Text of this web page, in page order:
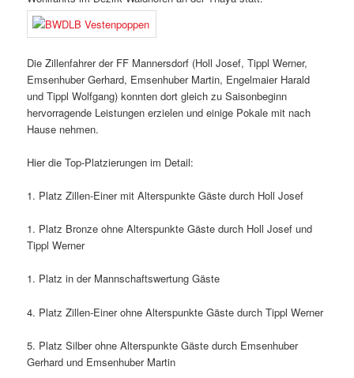
Die Zillenfahrer der FF Mannersdorf (Holl Josef, Tippl Werner,
Emsenhuber Gerhard, Emsenhuber Martin, Engelmaier Harald
und Tippl Wolfgang) konnten dort gleich zu Saisonbeginn
hervorragende Leistungen erzielen und einige Pokale mit nach
Hause nehmen.
Hier die Top-Platzierungen im Detail:
1. Platz Zillen-Einer mit Alterspunkte Gäste durch Holl Josef
1. Platz Bronze ohne Alterspunkte Gäste durch Holl Josef und
Tippl Werner
1. Platz in der Mannschaftswertung Gäste
4. Platz Zillen-Einer ohne Alterspunkte Gäste durch Tippl Werner
5. Platz Silber ohne Alterspunkte Gäste durch Emsenhuber
Gerhard und Emsenhuber Martin